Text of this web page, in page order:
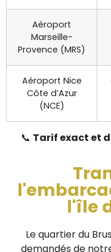
Aéroport
Marseille-
Provence (MRS)
Aéroport Nice
Côte d’Azur
(NCE)
📞 Tarif exact et
l'île
Le quartier du
demandés de